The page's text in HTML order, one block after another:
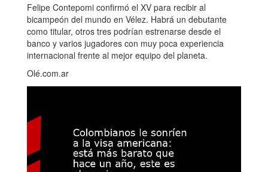
Felipe Contepomi confirmó el XV para recibir al
bicampeón del mundo en Vélez. Habrá un debutante
como titular, otros tres podrían estrenarse desde el
banco y varios jugadores con muy poca experiencia
internacional frente al mejor equipo del planeta.
Olé.com.ar